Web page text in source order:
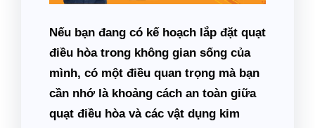
Nếu bạn đang có kế hoạch lắp đặt quạt
điều hòa trong không gian sống của
mình, có một điều quan trọng mà bạn
cần nhớ là khoảng cách an toàn giữa
quạt điều hòa và các vật dụng kim